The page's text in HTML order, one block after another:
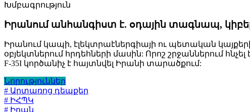
Խմբագրություն
Իրանում անհանգիստ է. օդային տագնապ,
Իրանում կապի, էլեկտրաէներգիայի ու պետական
օբյեկտներում հրդեհների մասին: Որոշ շրջաններում
F-35I կործանիչ է հայտնվել Իրանի տարածքում:
Նորություններ
# Արտառոց դեպքեր
# ԻՀՊԿ
# Իրան